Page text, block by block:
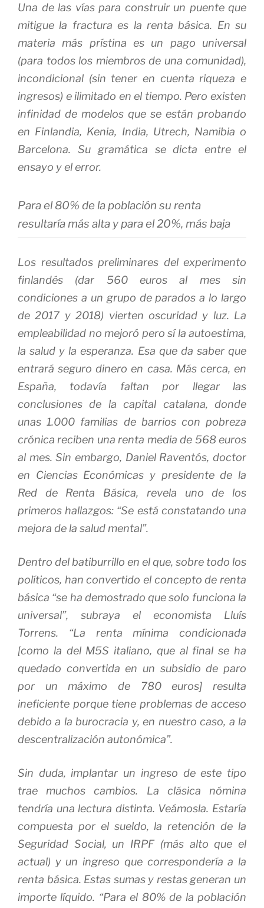
Una de las vías para construir un puente que
mitigue la fractura es la renta básica. En su
materia más prístina es un pago universal
(para todos los miembros de una comunidad),
incondicional (sin tener en cuenta riqueza e
ingresos) e ilimitado en el tiempo. Pero existen
infinidad de modelos que se están probando
en Finlandia, Kenia, India, Utrech, Namibia o
Barcelona. Su gramática se dicta entre el
ensayo y el error.
Para el 80% de la población su renta
resultaría más alta y para el 20%, más baja
Los resultados preliminares del experimento
finlandés (dar 560 euros al mes sin
condiciones a un grupo de parados a lo largo
de 2017 y 2018) vierten oscuridad y luz. La
empleabilidad no mejoró pero sí la autoestima,
la salud y la esperanza. Esa que da saber que
entrará seguro dinero en casa. Más cerca, en
España, todavía faltan por llegar las
conclusiones de la capital catalana, donde
unas 1.000 familias de barrios con pobreza
crónica reciben una renta media de 568 euros
al mes. Sin embargo, Daniel Raventós, doctor
en Ciencias Económicas y presidente de la
Red de Renta Básica, revela uno de los
primeros hallazgos: “Se está constatando una
mejora de la salud mental”.
Dentro del batiburrillo en el que, sobre todo los
políticos, han convertido el concepto de renta
básica “se ha demostrado que solo funciona la
universal”, subraya el economista Lluís
Torrens. “La renta mínima condicionada
[como la del M5S italiano, que al final se ha
quedado convertida en un subsidio de paro
por un máximo de 780 euros] resulta
ineficiente porque tiene problemas de acceso
debido a la burocracia y, en nuestro caso, a la
descentralización autonómica”.
Sin duda, implantar un ingreso de este tipo
trae muchos cambios. La clásica nómina
tendría una lectura distinta. Veámosla. Estaría
compuesta por el sueldo, la retención de la
Seguridad Social, un IRPF (más alto que el
actual) y un ingreso que correspondería a la
renta básica. Estas sumas y restas generan un
importe líquido. “Para el 80% de la población